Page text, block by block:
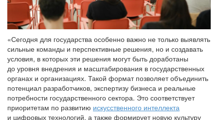
«Сегодня для государства особенно важно не только выявлять
сильные команды и перспективные решения, но и создавать
условия, в которых эти решения могут быть доработаны
до уровня внедрения и масштабирования в государственных
органах и организациях. Такой формат позволяет объединить
потенциал разработчиков, экспертизу бизнеса и реальные
потребности государственного сектора. Это соответствует
приоритетам по развитию искусственного интеллекта
и цифровых технологий, а также формирует новую культуру